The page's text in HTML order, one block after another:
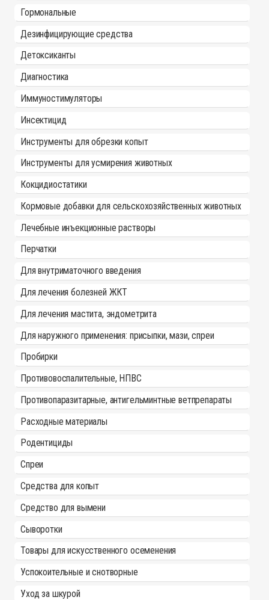
Гормональные
Дезинфицирующие средства
Детоксиканты
Диагностика
Иммуностимуляторы
Инсектицид
Инструменты для обрезки копыт
Инструменты для усмирения животных
Кокцидиостатики
Кормовые добавки для сельскохозяйственных животных
Лечебные инъекционные растворы
Перчатки
Для внутриматочного введения
Для лечения болезней ЖКТ
Для лечения мастита, эндометрита
Для наружного применения: присыпки, мази, спреи
Пробирки
Противовоспалительные, НПВС
Противопаразитарные, антигельминтные ветпрепараты
Расходные материалы
Родентициды
Спреи
Средства для копыт
Средство для вымени
Сыворотки
Товары для искусственного осеменения
Успокоительные и снотворные
Уход за шкурой